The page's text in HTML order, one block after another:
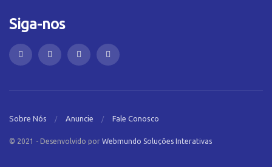
Siga-nos
Sobre Nós Anuncie Fale Conosco
© 2021 - Desenvolvido por Webmundo Soluções Interativas